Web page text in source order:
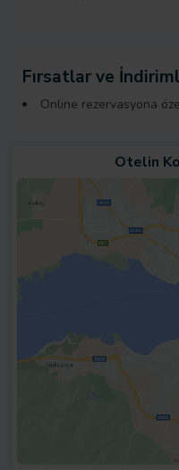
Fırsatlar ve
Online rezervasyona
Otelin